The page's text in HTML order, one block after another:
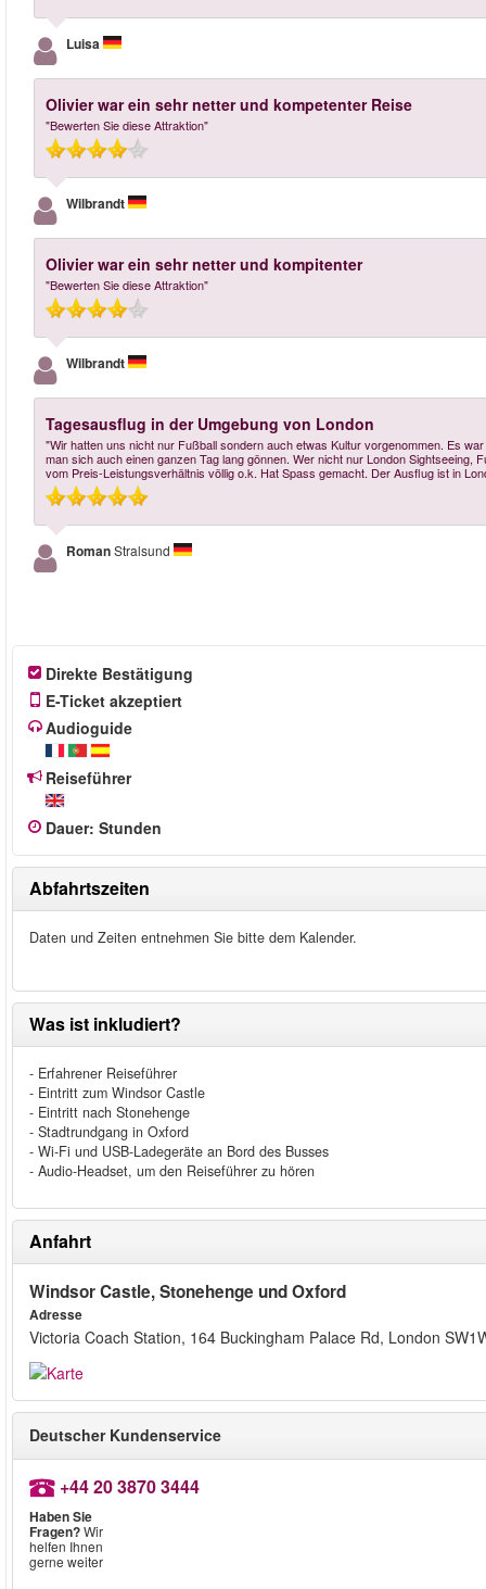
Luisa
Olivier war ein sehr netter und kompetenter Reise
"Bewerten Sie diese Attraktion"
Wilbrandt
Olivier war ein sehr netter und kompitenter
"Bewerten Sie diese Attraktion"
Wilbrandt
Tagesausflug in der Umgebung von London
"Wir hatten uns nicht nur Fußball sondern auch etwas Kultur vorgenommen. Es
man sich auch einen ganzen Tag lang gönnen. Wer nicht nur London
vom Preis-Leistungsverhältnis völlig o.k. Hat Spass gemacht. Der Ausflug ist in
RomanStralsund
Direkte Bestätigung
E-Ticket akzeptiert
Audioguide
Reiseführer
Dauer: Stunden
Abfahrtszeiten
Daten und Zeiten entnehmen Sie bitte dem Kalender.
Was ist inkludiert?
- Erfahrener Reiseführer
- Eintritt zum Windsor Castle
- Eintritt nach Stonehenge
- Stadtrundgang in Oxford
- Wi-Fi und USB-Ladegeräte an Bord des Busses
- Audio-Headset, um den Reiseführer zu hören
Anfahrt
Windsor Castle, Stonehenge und Oxford
Adresse
Victoria Coach Station, 164 Buckingham Palace Rd, London
Deutscher Kundenservice
+44 20 3870 3444
Haben Sie
Fragen?Wir
helfen Ihnen
gerne weiter